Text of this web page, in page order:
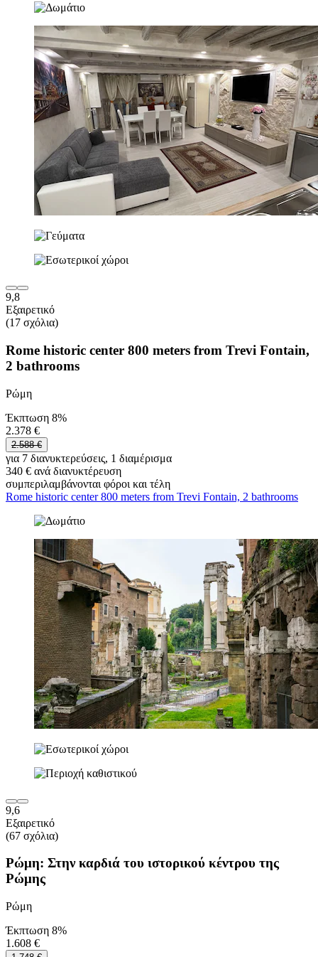
9,8
Εξαιρετικό
(17 σχόλια)
Rome historic center 800 meters from Trevi Fontain,
2 bathrooms
Ρώμη
Έκπτωση 8%
2.378 €
2.588 €
για 7 διανυκτερεύσεις, 1 διαμέρισμα
340 € ανά διανυκτέρευση
συμπεριλαμβάνονται φόροι και τέλη
Rome historic center 800 meters from Trevi Fontain, 2 bathrooms
9,6
Εξαιρετικό
(67 σχόλια)
Ρώμη: Στην καρδιά του ιστορικού κέντρου της
Ρώμης
Ρώμη
Έκπτωση 8%
1.608 €